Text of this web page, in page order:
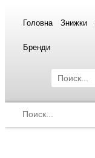
Головна Знижки
Бренди